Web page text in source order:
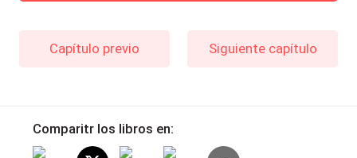
Capítulo previo Siguiente capítulo
Comparitr los libros en: